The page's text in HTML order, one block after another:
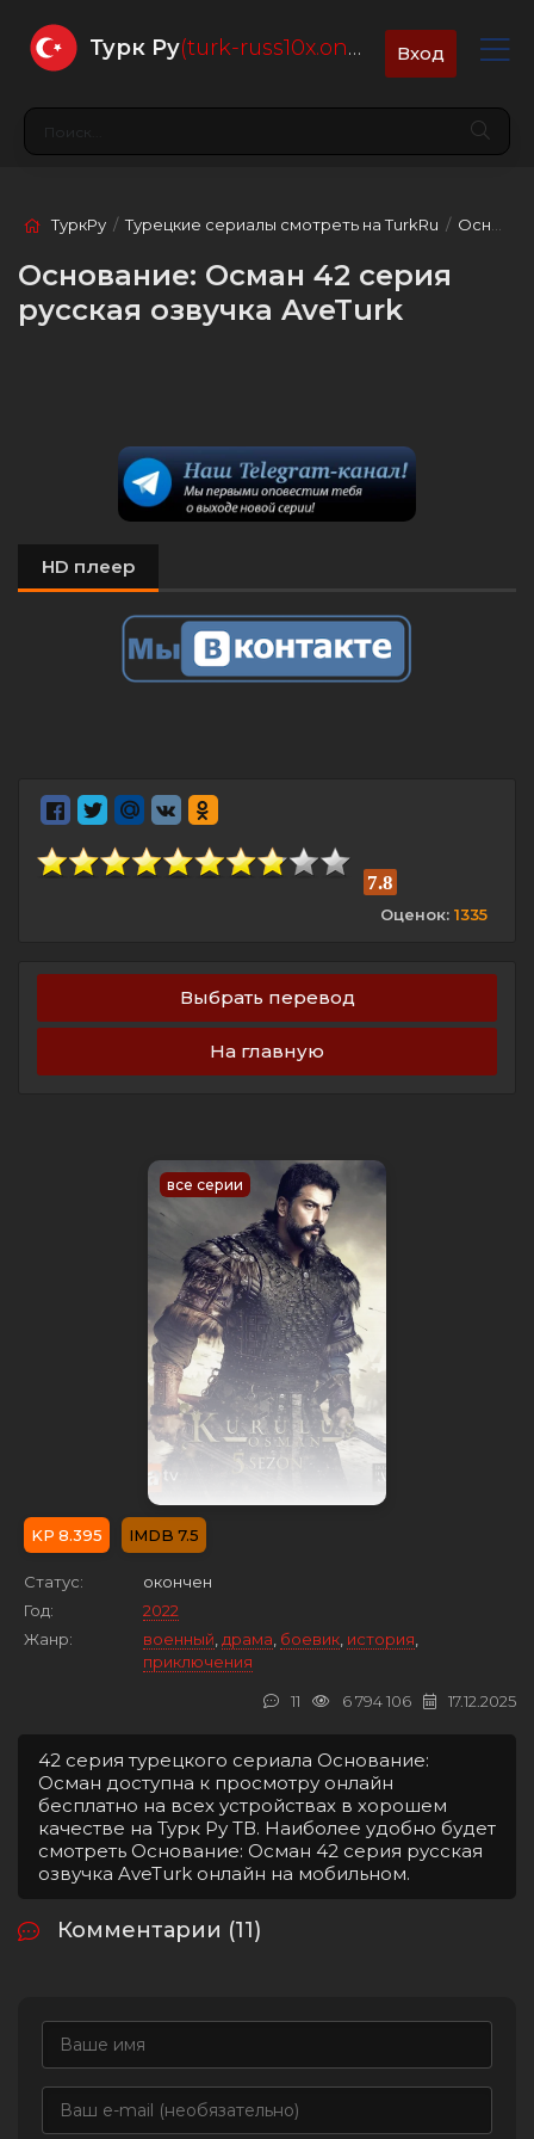
Турк Ру(turk-russ10x.online) Вход
ТуркРу /Турецкие сериалы смотреть на TurkRu / Основание: Осман
Основание: Осман 42 серия
русская озвучка AveTurk
HD плеер
7.8
Оценок: 1335
Выбрать перевод
На главную
все серии
8.395 7.5
Статус:
окончен
Год:
2022
Жанр:
военный драма боевик история
приключения
17.12.2025
6 794 106
11
42 серия турецкого сериала Основание:
Осман доступна к просмотру онлайн
бесплатно на всех устройствах в хорошем
качестве на Турк Ру ТВ. Наиболее удобно будет
смотреть Основание: Осман 42 серия русская
озвучка AveTurk онлайн на мобильном.
Комментарии (11)